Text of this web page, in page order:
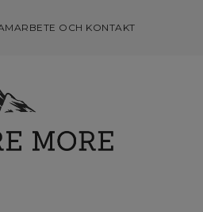
OCH KONTAKT